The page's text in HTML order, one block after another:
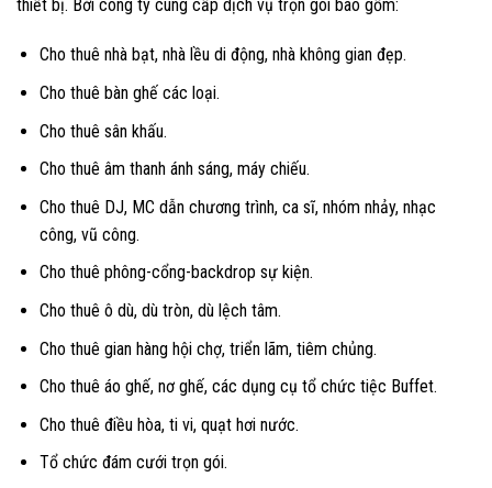
thiết bị. Bởi công ty cung cấp dịch vụ trọn gói bao gồm:
Cho thuê nhà bạt, nhà lều di động, nhà không gian đẹp.
Cho thuê bàn ghế các loại.
Cho thuê sân khấu.
Cho thuê âm thanh ánh sáng, máy chiếu.
Cho thuê DJ, MC dẫn chương trình, ca sĩ, nhóm nhảy, nhạc
công, vũ công.
Cho thuê phông-cổng-backdrop sự kiện.
Cho thuê ô dù, dù tròn, dù lệch tâm.
Cho thuê gian hàng hội chợ, triển lãm, tiêm chủng.
Cho thuê áo ghế, nơ ghế, các dụng cụ tổ chức tiệc Buffet.
Cho thuê điều hòa, ti vi, quạt hơi nước.
Tổ chức đám cưới trọn gói.